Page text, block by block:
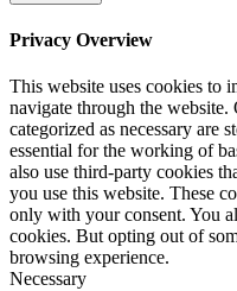
Privacy Overview
This website uses cookies to
navigate through the website.
categorized as necessary are
essential for the working of
also use third-party cookies
you use this website. These
only with your consent. You
cookies. But opting out of
browsing experience.
Necessary